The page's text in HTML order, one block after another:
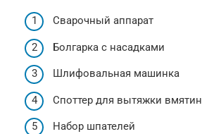
Сварочный аппарат
Болгарка с насадками
Шлифовальная машинка
Споттер для вытяжки вмятин
Набор шпателей